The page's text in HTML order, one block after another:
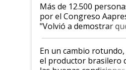
Más de 12.500
por el Congreso
"Volvió a demostrar
suelo es hablar de
productivo"
En un cambio
el productor brasilero